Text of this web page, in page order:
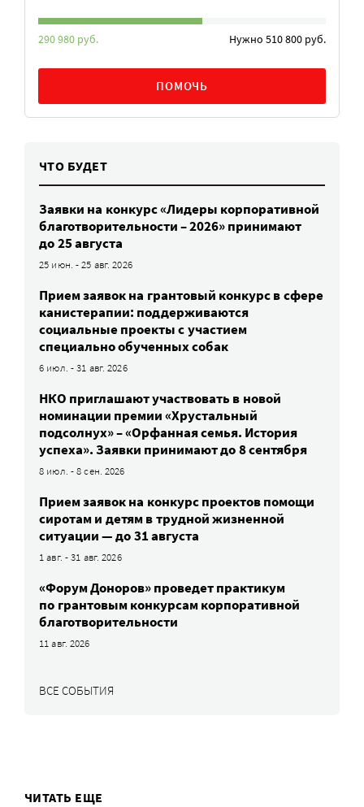
290 980 руб. Нужно 510 800 руб.
ПОМОЧЬ
ЧТО БУДЕТ
Заявки на конкурс «Лидеры корпоративной
благотворительности – 2026» принимают
до 25 августа
25 июн. - 25 авг. 2026
Прием заявок на грантовый конкурс в сфере
канистерапии: поддерживаются
социальные проекты с участием
специально обученных собак
6 июл. - 31 авг. 2026
НКО приглашают участвовать в новой
номинации премии «Хрустальный
подсолнух» – «Орфанная семья. История
успеха». Заявки принимают до 8 сентября
8 июл. - 8 сен. 2026
Прием заявок на конкурс проектов помощи
сиротам и детям в трудной жизненной
ситуации — до 31 августа
1 авг. - 31 авг. 2026
«Форум Доноров» проведет практикум
по грантовым конкурсам корпоративной
благотворительности
11 авг. 2026
ВСЕ СОБЫТИЯ
ЧИТАТЬ ЕЩЕ